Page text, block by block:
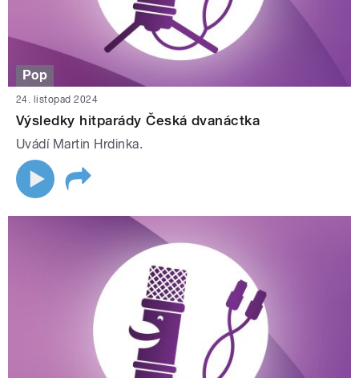
Pop
24. listopad 2024
Výsledky hitparády Česká dvanáctka
Uvádí Martin Hrdinka.